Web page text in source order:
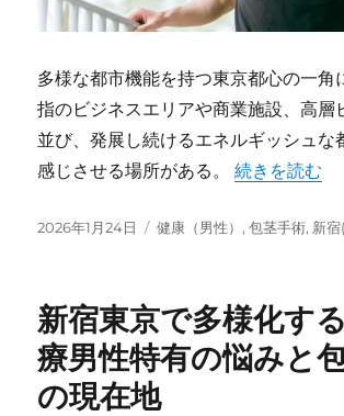
多様な都市機能を持つ東京都心の一角
指のビジネスエリアや商業施設、高層
並び、発展し続けるエネルギッシュな
感じさせる場所がある。“新宿東京で
続きを読む
投
2026年1月24日
カ
ー
健康（男性） ,包茎手術, 新宿
新宿東京で多様化す
療男性特有の悩みと
の現在地